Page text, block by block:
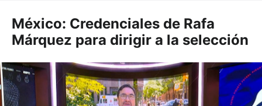
México: Credenciales de Rafa
Márquez para dirigir a la selección